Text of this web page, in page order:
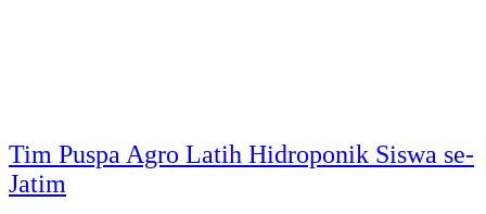
Tim Puspa Agro Latih Hidroponik Siswa se-
Jatim